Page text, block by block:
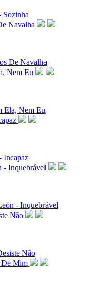
Sozinha
De Navalha
Ela, Nem Eu
Incapaz
- Inquebrável
Não